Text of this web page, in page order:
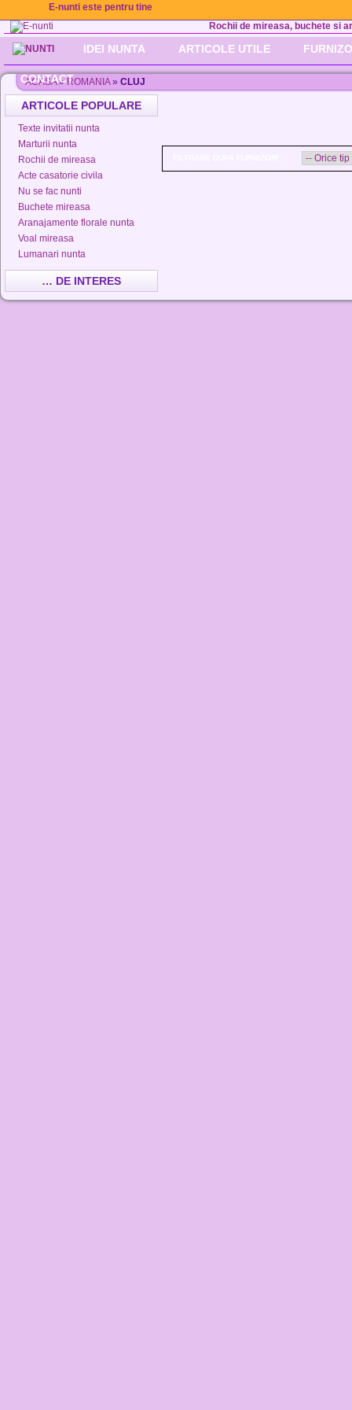
E-nunti este pentru tine
Rochii de mireasa, buchete si
IDEI NUNTA ARTICOLE UTILE
CONTACT
ACASA»ROMANIA» CLUJ
ARTICOLE POPULARE
Texte invitatii nunta
Marturii nunta
Rochii de mireasa
Acte casatorie civila
Nu se fac nunti
Buchete mireasa
Aranajamente florale nunta
Voal mireasa
Lumanari nunta
… DE INTERES